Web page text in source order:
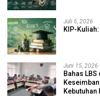
Juli 5, 2026
KIP-
Juni 15, 2026
Bahas LBS
Kebutuhan